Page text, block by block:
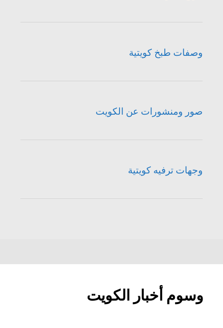
وصفات طبخ كويتية
صور ومنشورات عن الكويت
وجهات ترفيه كويتية
وسوم أخبار الكويت